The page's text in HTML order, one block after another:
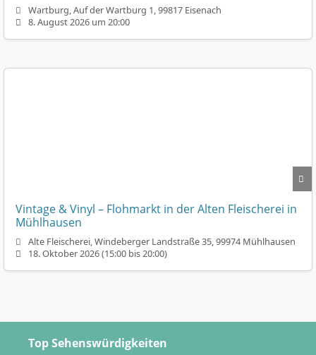
Wartburg, Auf der Wartburg 1, 99817 Eisenach
8. August 2026 um 20:00
Vintage & Vinyl – Flohmarkt in der Alten Fleischerei in
Mühlhausen
Alte Fleischerei, Windeberger Landstraße 35, 99974 Mühlhausen
18. Oktober 2026 (15:00 bis 20:00)
Top Sehenswürdigkeiten